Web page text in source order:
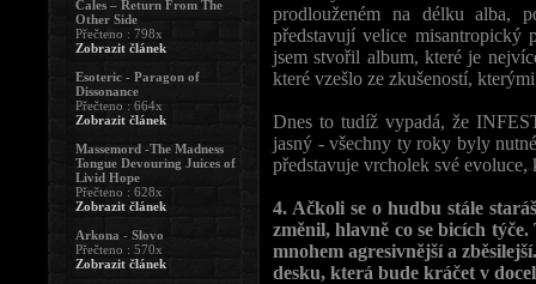
prodlouženém na délku alba,
představují velice
jsem stvořil album, které je
které vzešlo ze zkušeností,
Dnes to tudíž vypadá, že
jasný - všechny ty roky byly
představuje vrcholek své evoluce,
4. Ačkoli se o hudbu stále
změnil, hlavně co se bicích
mnohem agresivnější a
desku, která bude kráčet v
Cales – Return From The
Other Side
Přečteno : 798x
Zobrazit článek
Esoteric - Paragon of
Dissonance
Přečteno : 664x
Zobrazit článek
Massemord -The Madness
Tongue Devouring Juices of
Livid Hope
Přečteno : 628x
Zobrazit článek
Arkona - Slovo
Přečteno : 570x
Zobrazit článek